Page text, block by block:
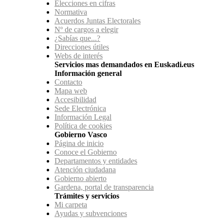
Elecciones en cifras
Normativa
Acuerdos Juntas Electorales
Nº de cargos a elegir
¿Sabías que...?
Direcciones útiles
Webs de interés
Servicios mas demandados en Euskadi.eus
Información general
Contacto
Mapa web
Accesibilidad
Sede Electrónica
Información Legal
Política de cookies
Gobierno Vasco
Página de inicio
Conoce el Gobierno
Departamentos y entidades
Atención ciudadana
Gobierno abierto
Gardena, portal de transparencia
Trámites y servicios
Mi carpeta
Ayudas y subvenciones